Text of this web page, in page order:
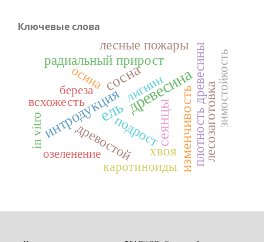
Ключевые слова
древесина
ель
интродукция сеянцы
сосна
изменчивость
древостой
радиальный прирост плотность древесины
хвоя
лесные пожары
лесозаготовка
подрост
осина
всхожесть лигнин
каротиноиды
зимостойкость
in vitro
береза
озеленение